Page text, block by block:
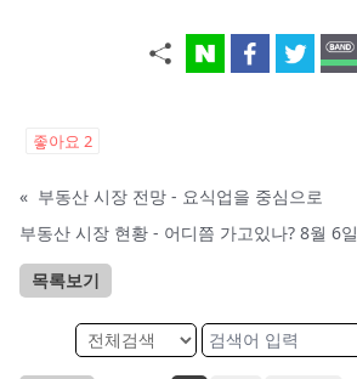
좋아요 2
« 부동산 시장 전망 - 요식업을 중심으로
부동산 시장 현황 - 어디쯤 가고있나? 8월 6일
목록보기